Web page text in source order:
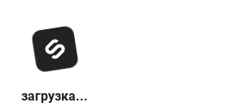
загрузка...